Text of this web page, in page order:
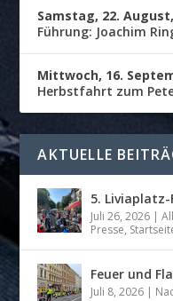
Samstag, 22.
Führung: Joachim
Mittwoch, 16.
Herbstfahrt zum
AKTUELLE
5.
Juli 26, 2026 |
Presse,
Feuer und
Juli 8, 2026 |